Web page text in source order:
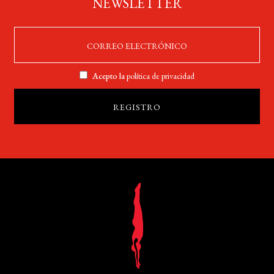
Acepto lapolítica de privacidad